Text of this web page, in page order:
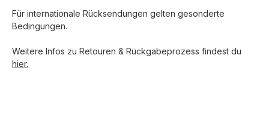
Für internationale Rücksendungen gelten gesonderte
Bedingungen.
Weitere Infos zu Retouren & Rückgabeprozess findest du
hier.